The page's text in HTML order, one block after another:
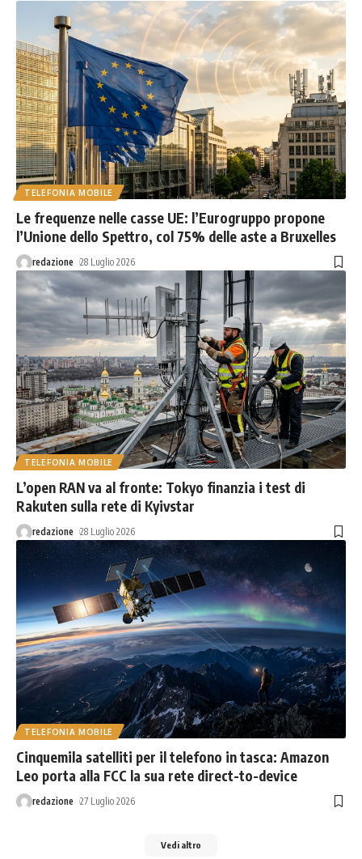
TELEFONIA MOBILE
Le frequenze nelle casse UE: l’Eurogruppo propone
l’Unione dello Spettro, col 75% delle aste a Bruxelles
redazione 28 Luglio 2026
TELEFONIA MOBILE
L’open RAN va al fronte: Tokyo finanzia i test di
Rakuten sulla rete di Kyivstar
redazione 28 Luglio 2026
TELEFONIA MOBILE
Cinquemila satelliti per il telefono in tasca: Amazon
Leo porta alla FCC la sua rete direct-to-device
redazione 27 Luglio 2026
Vedi altro